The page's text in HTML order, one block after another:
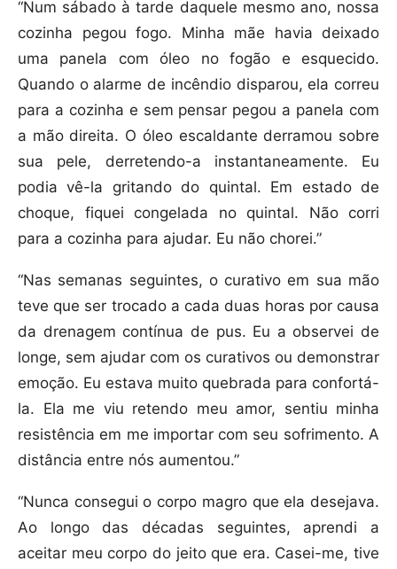
“Num sábado à tarde daquele mesmo ano, nossa
cozinha pegou fogo. Minha mãe havia deixado
uma panela com óleo no fogão e esquecido.
Quando o alarme de incêndio disparou, ela correu
para a cozinha e sem pensar pegou a panela com
a mão direita. O óleo escaldante derramou sobre
sua pele, derretendo-a instantaneamente. Eu
podia vê-la gritando do quintal. Em estado de
choque, fiquei congelada no quintal. Não corri
para a cozinha para ajudar. Eu não chorei.”
“Nas semanas seguintes, o curativo em sua mão
teve que ser trocado a cada duas horas por causa
da drenagem contínua de pus. Eu a observei de
longe, sem ajudar com os curativos ou demonstrar
emoção. Eu estava muito quebrada para confortá-
la. Ela me viu retendo meu amor, sentiu minha
resistência em me importar com seu sofrimento. A
distância entre nós aumentou.”
“Nunca consegui o corpo magro que ela desejava.
Ao longo das décadas seguintes, aprendi a
aceitar meu corpo do jeito que era. Casei-me, tive